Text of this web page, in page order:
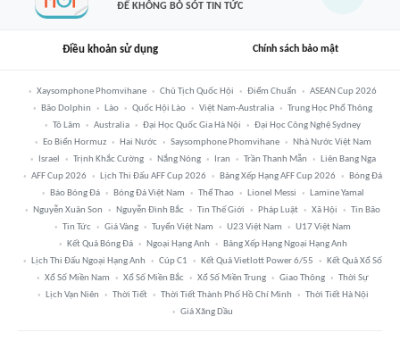
ĐỂ KHÔNG BỎ SÓT TIN TỨC
Điều khoản sử dụng Chính sách bảo mật
Xaysomphone Phomvihane Chủ Tịch Quốc Hội Điểm Chuẩn
ASEAN Cup 2026
Bão Dolphin
Lào Quốc Hội Lào Việt Nam-Australia
Trung Học Phổ Thông
Tô Lâm
Australia Đại Học Quốc Gia Hà Nội
Đại Học Công Nghệ Sydney
Eo Biển Hormuz
Hai Nước Saysomphone Phomvihane
Nhà Nước Việt Nam
Israel
Trịnh Khắc Cường Nắng Nóng Iran Trần Thanh Mẫn
Liên Bang Nga
AFF Cup 2026
Lịch Thi Đấu AFF Cup 2026 Bảng Xếp Hạng AFF Cup 2026
Bóng Đá
Báo Bóng Đá
Bóng Đá Việt Nam Thể Thao Lionel Messi
Lamine Yamal
Nguyễn Xuân Son
Nguyễn Đình Bắc Tin Thế Giới Pháp Luật Xã Hội
Tin Bão
Tin Tức
Giá Vàng Tuyển Việt Nam U23 Việt Nam
U17 Việt Nam
Kết Quả Bóng Đá
Ngoại Hạng Anh
Bảng Xếp Hạng Ngoại Hạng Anh
Lịch Thi Đấu Ngoại Hạng Anh
Cúp C1 Kết Quả Vietlott Power 6/55
Kết Quả Xổ Số
Xổ Số Miền Nam
Xổ Số Miền Bắc Xổ Số Miền Trung Giao Thông
Thời Sự
Lịch Vạn Niên
Thời Tiết Thời Tiết Thành Phố Hồ Chí Minh
Thời Tiết Hà Nội
Giá Xăng Dầu